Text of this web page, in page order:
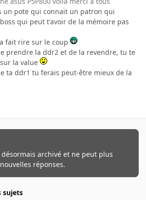
un pote qui connait un patron qui
qui peut t'avoir de la mémoire pas
fait rire sur le coup
prendre la ddr2 et de la revendre, tu te
la value
ta ddr1 tu ferais peut-être mieux de la
désormais archivé et ne peut plus
réponses.
sujets